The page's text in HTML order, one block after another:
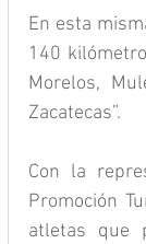
En esta
140
Morelos,
Zacatecas”.
Con la
Promoción
atletas que